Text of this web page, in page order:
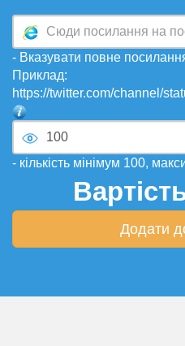
- Вказувати повне
Приклад:
https://twitter.com/channel/
- кількість мінімум 100,
Додати